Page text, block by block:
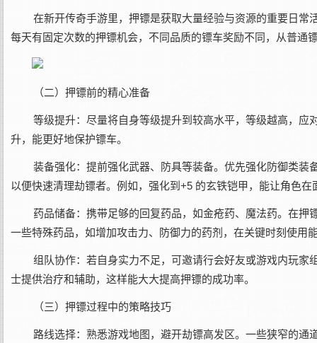
在新开传奇手游里，押镖是获取大量经验与资源的重要日
每天有固定次数的押镖机会，不同品质的镖车奖励不同，从普通
（二）押镖前的精心准备
等级提升‌：尽量将自身等级提升到较高水平，等级越高，
升，能更好地保护镖车。
装备强化‌：提前强化武器、防具等装备。优先强化防御类
以便快速清理劫镖者。例如，强化到+5 的玄铁铠甲，能让角色在
药品储备‌：携带足够的回复药品，如金疮药、魔法药。在
一些特殊药品，如增加攻击力、防御力的药剂，在关键时刻使用
组队协作‌：若自身实力不足，可邀请行会好友或游戏内玩
士提供治疗和辅助，这样能大大提高押镖的成功率。
（三）押镖过程中的策略技巧
路线选择‌：熟悉游戏地图，避开劫镖高发区。一些狭窄的